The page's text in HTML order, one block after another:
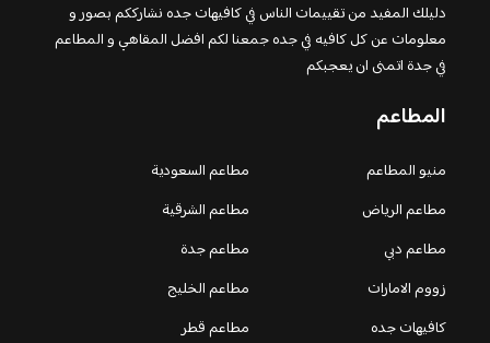
دليلك المفيد من تقييمات الناس في كافيهات جده نشارككم بصور و
معلومات عن كل كافيه في جده جمعنا لكم افضل المقاهي و المطاعم
في جدة اتمنى ان يعجبكم
المطاعم
منيو المطاعم
مطاعم السعودية
مطاعم الرياض
مطاعم الشرقية
مطاعم دبي
مطاعم جدة
زووم الامارات
مطاعم الخليج
كافيهات جده
مطاعم قطر